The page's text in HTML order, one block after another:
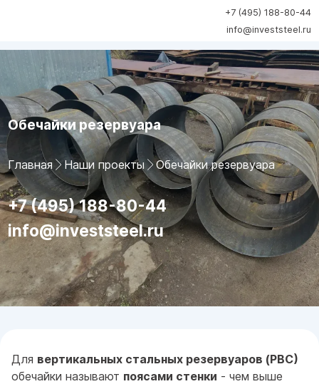
+7 (495) 188-80-44
info@investsteel.ru
Обечайки резервуара
Главная Наши проекты Обечайки резервуара
+7 (495) 188-80-44
info@investsteel.ru
Для вертикальных стальных резервуаров (РВС)
обечайки называют поясами стенки - чем выше